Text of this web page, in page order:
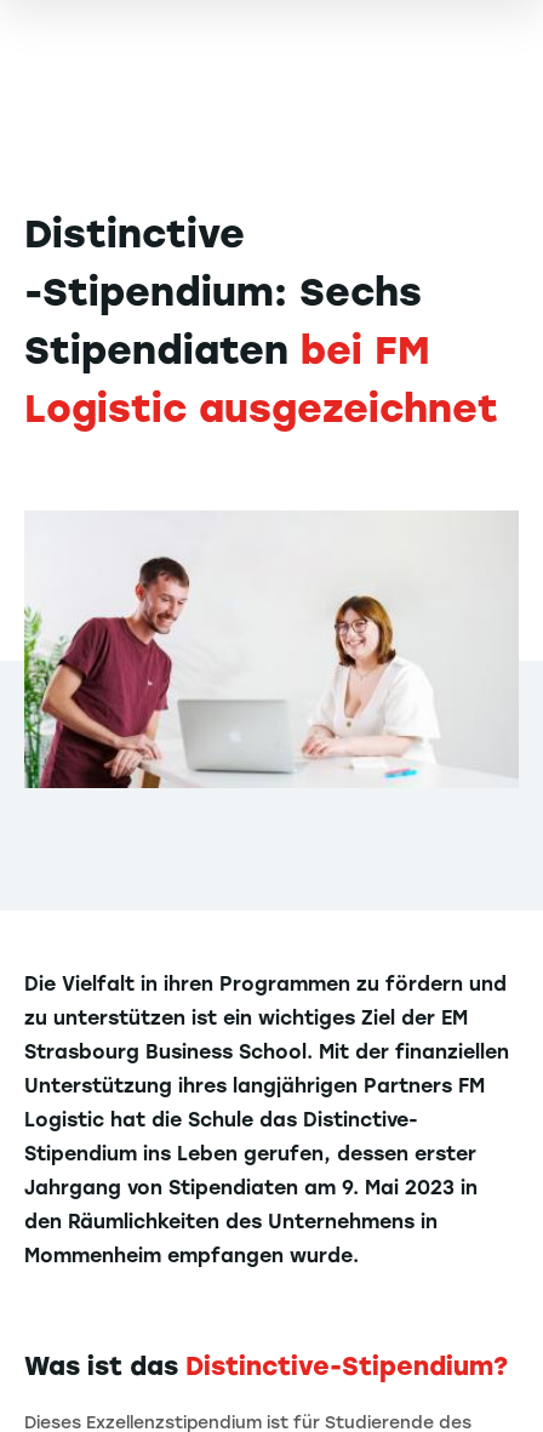
Distinctive
-Stipendium: Sechs
Stipendiaten bei FM
Logistic ausgezeichnet
Die Vielfalt in ihren Programmen zu fördern und
zu unterstützen ist ein wichtiges Ziel der EM
Strasbourg Business School. Mit der finanziellen
Unterstützung ihres langjährigen Partners FM
Logistic hat die Schule das Distinctive-
Stipendium ins Leben gerufen, dessen erster
Jahrgang von Stipendiaten am 9. Mai 2023 in
den Räumlichkeiten des Unternehmens in
Mommenheim empfangen wurde.
Was ist das Distinctive-Stipendium?
Dieses Exzellenzstipendium ist für Studierende des